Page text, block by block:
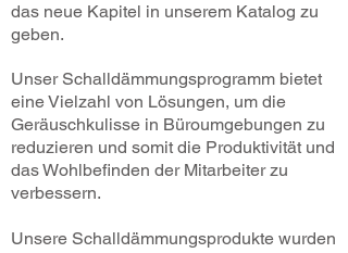
das neue Kapitel in unserem Katalog zu
geben.
Unser Schalldämmungsprogramm bietet
eine Vielzahl von Lösungen, um die
Geräuschkulisse in Büroumgebungen zu
reduzieren und somit die Produktivität und
das Wohlbefinden der Mitarbeiter zu
verbessern.
Unsere Schalldämmungsprodukte wurden